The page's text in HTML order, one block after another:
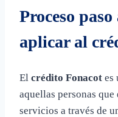
Proceso
aplicar al
El crédito Fonacot es
aquellas personas
servicios a través de